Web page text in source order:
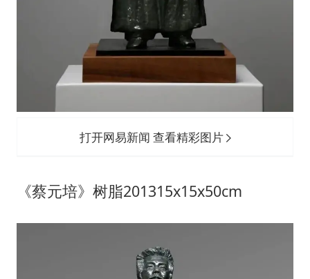
打开网易新闻 查看精彩图片
《蔡元培》树脂201315x15x50cm